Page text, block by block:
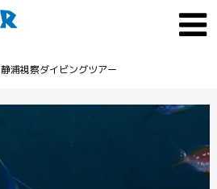
静浦視察ダイビングツアー